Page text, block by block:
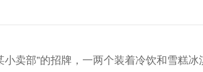
卖部”的招牌，一两个装着冷饮和雪糕冰